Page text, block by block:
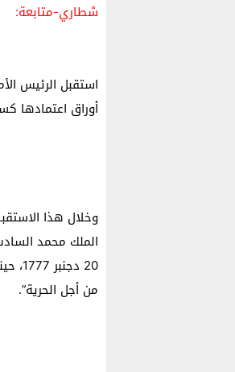
شطاري-متابعة:
استقبل الرئيس
أوراق اعتمادها
وخلال هذا
الملك محمد
من أجل الحرية”.